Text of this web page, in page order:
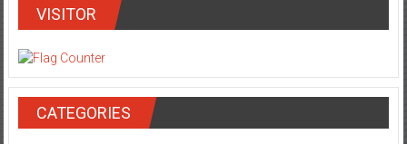
VISITOR
CATEGORIES